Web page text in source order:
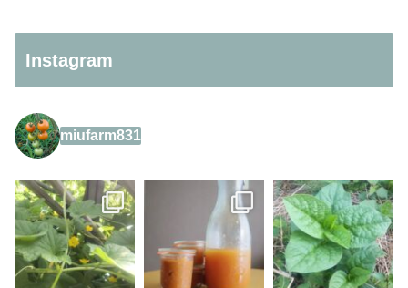
Instagram
miufarm831